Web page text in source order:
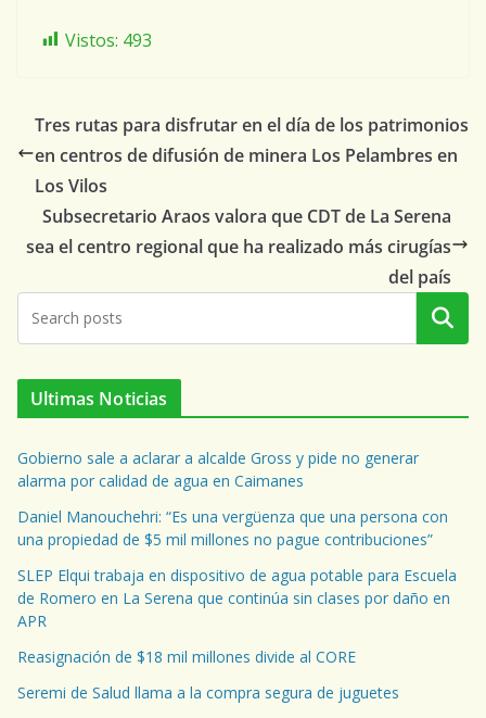
Vistos: 493
Tres rutas para disfrutar en el día de los patrimonios
en centros de difusión de minera Los Pelambres en
Los Vilos
Subsecretario Araos valora que CDT de La Serena
sea el centro regional que ha realizado más cirugías
del país
Buscar
Ultimas Noticias
Gobierno sale a aclarar a alcalde Gross y pide no generar
alarma por calidad de agua en Caimanes
Daniel Manouchehri: “Es una vergüenza que una persona con
una propiedad de $5 mil millones no pague contribuciones”
SLEP Elqui trabaja en dispositivo de agua potable para Escuela
de Romero en La Serena que continúa sin clases por daño en
APR
Reasignación de $18 mil millones divide al CORE
Seremi de Salud llama a la compra segura de juguetes